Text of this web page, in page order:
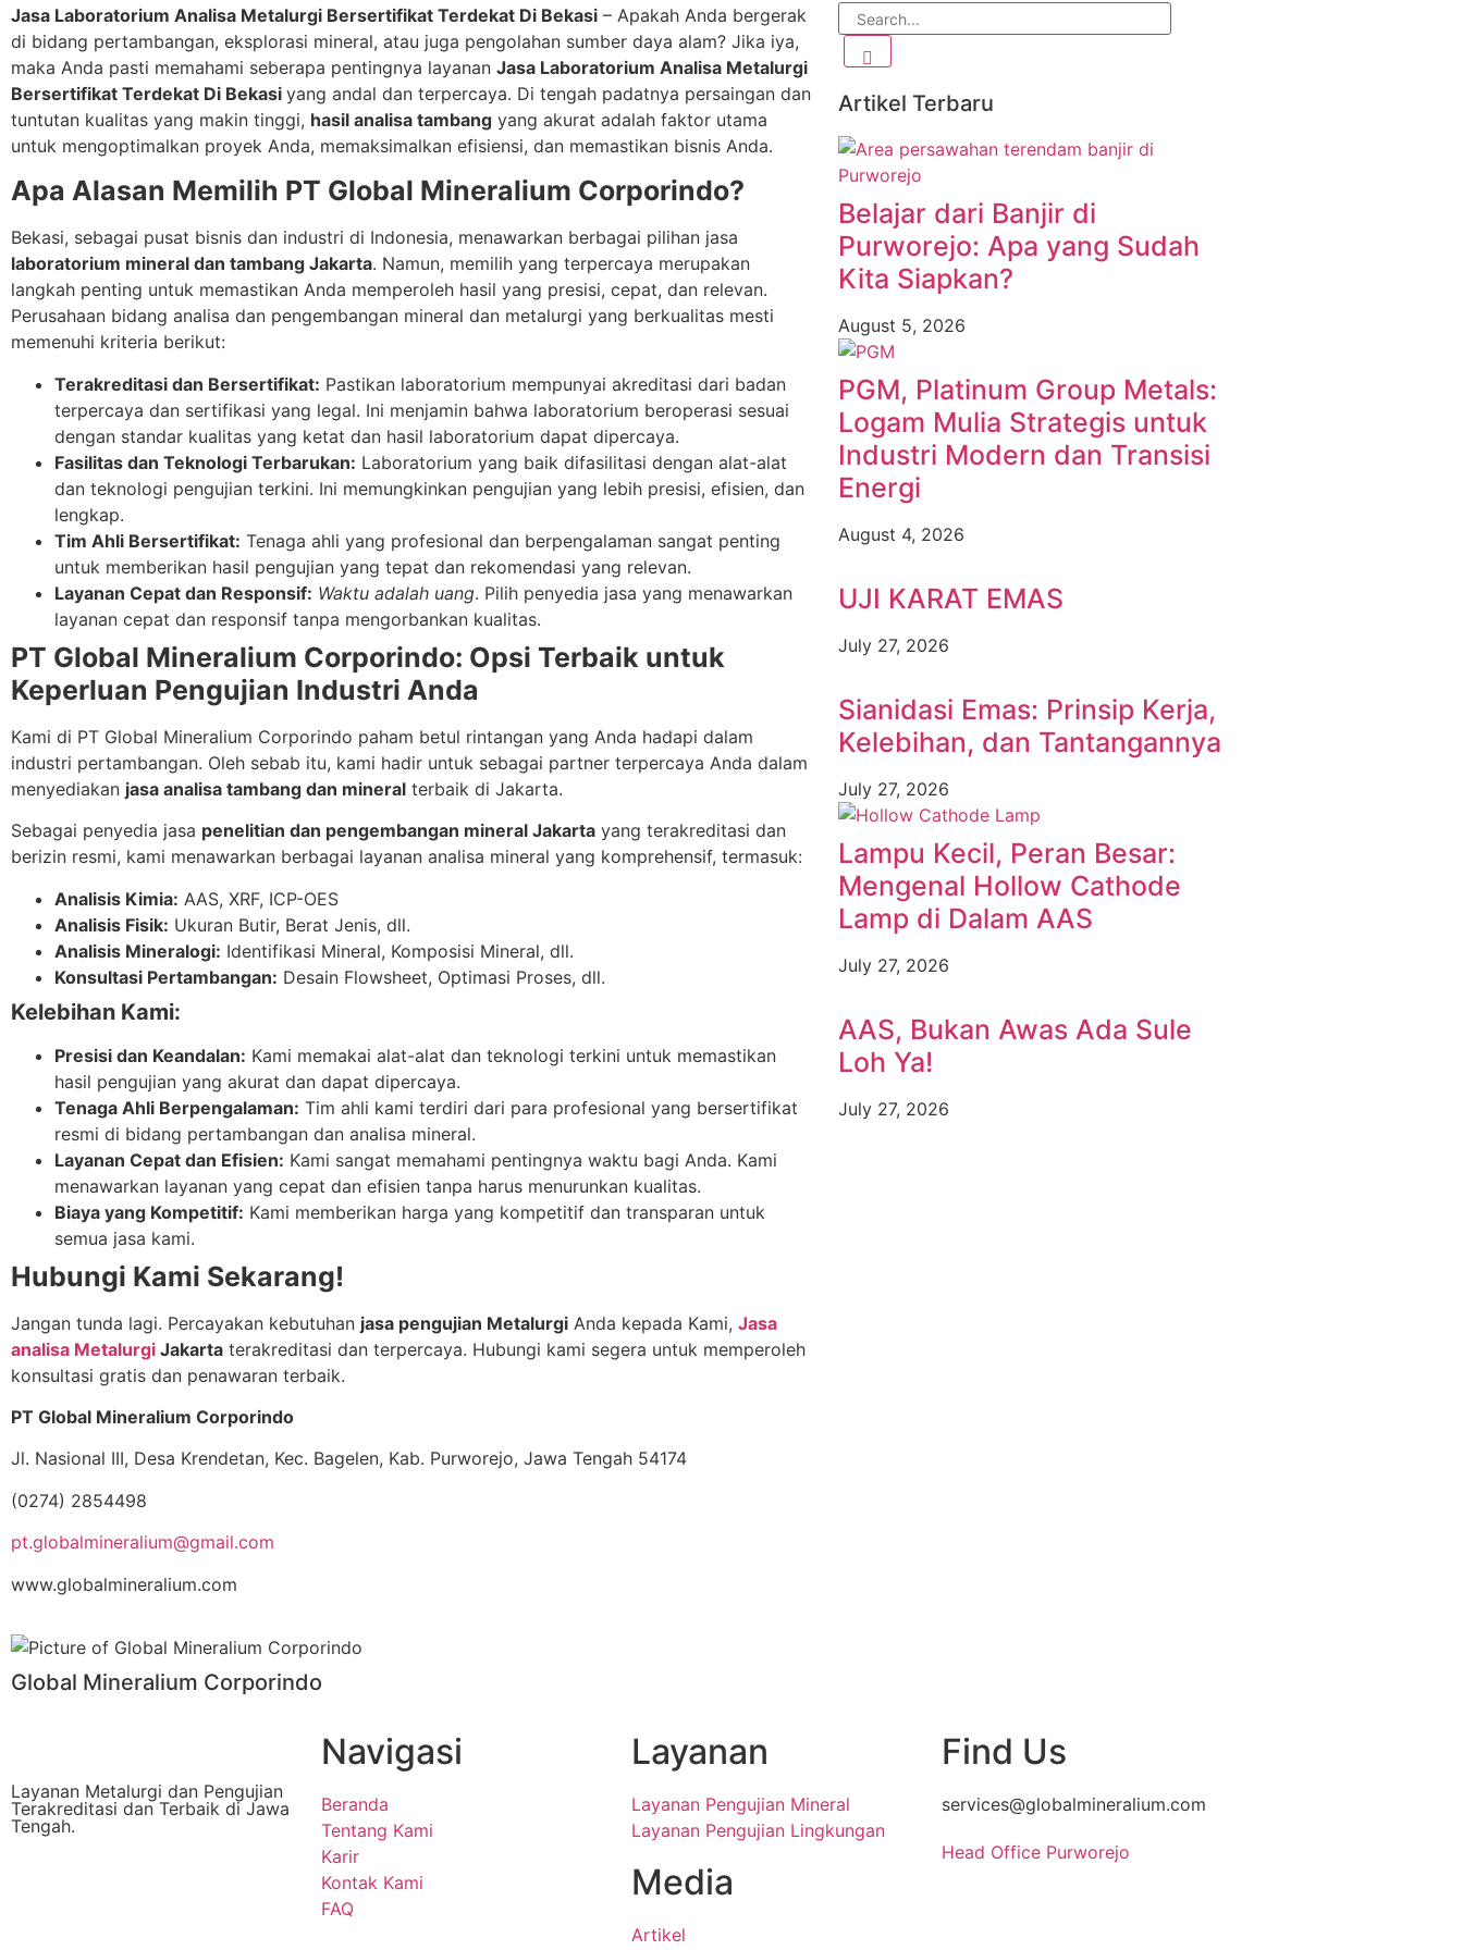
Jasa Laboratorium Analisa Metalurgi Bersertifikat Terdekat Di Bekasi – Apakah Anda bergerak
di bidang pertambangan, eksplorasi mineral, atau juga pengolahan sumber daya alam? Jika iya,
maka Anda pasti memahami seberapa pentingnya layanan Jasa Laboratorium Analisa Metalurgi
Bersertifikat Terdekat Di Bekasi yang andal dan terpercaya. Di tengah padatnya persaingan dan
tuntutan kualitas yang makin tinggi, hasil analisa tambang yang akurat adalah faktor utama
untuk mengoptimalkan proyek Anda, memaksimalkan efisiensi, dan memastikan bisnis Anda.
Apa Alasan Memilih PT Global Mineralium Corporindo?
Bekasi, sebagai pusat bisnis dan industri di Indonesia, menawarkan berbagai pilihan jasa
laboratorium mineral dan tambang Jakarta. Namun, memilih yang terpercaya merupakan
langkah penting untuk memastikan Anda memperoleh hasil yang presisi, cepat, dan relevan.
Perusahaan bidang analisa dan pengembangan mineral dan metalurgi yang berkualitas mesti
memenuhi kriteria berikut:
Terakreditasi dan Bersertifikat: Pastikan laboratorium mempunyai akreditasi dari badan
terpercaya dan sertifikasi yang legal. Ini menjamin bahwa laboratorium beroperasi sesuai
dengan standar kualitas yang ketat dan hasil laboratorium dapat dipercaya.
Fasilitas dan Teknologi Terbarukan: Laboratorium yang baik difasilitasi dengan alat-alat
dan teknologi pengujian terkini. Ini memungkinkan pengujian yang lebih presisi, efisien, dan
lengkap.
Tim Ahli Bersertifikat: Tenaga ahli yang profesional dan berpengalaman sangat penting
untuk memberikan hasil pengujian yang tepat dan rekomendasi yang relevan.
Layanan Cepat dan Responsif: Waktu adalah uang. Pilih penyedia jasa yang menawarkan
layanan cepat dan responsif tanpa mengorbankan kualitas.
PT Global Mineralium Corporindo: Opsi Terbaik untuk
Keperluan Pengujian Industri Anda
Kami di PT Global Mineralium Corporindo paham betul rintangan yang Anda hadapi dalam
industri pertambangan. Oleh sebab itu, kami hadir untuk sebagai partner terpercaya Anda dalam
menyediakan jasa analisa tambang dan mineral terbaik di Jakarta.
Sebagai penyedia jasa penelitian dan pengembangan mineral Jakarta yang terakreditasi dan
berizin resmi, kami menawarkan berbagai layanan analisa mineral yang komprehensif, termasuk:
Analisis Kimia: AAS, XRF, ICP-OES
Analisis Fisik: Ukuran Butir, Berat Jenis, dll.
Analisis Mineralogi: Identifikasi Mineral, Komposisi Mineral, dll.
Konsultasi Pertambangan: Desain Flowsheet, Optimasi Proses, dll.
Kelebihan Kami:
Presisi dan Keandalan: Kami memakai alat-alat dan teknologi terkini untuk memastikan
hasil pengujian yang akurat dan dapat dipercaya.
Tenaga Ahli Berpengalaman: Tim ahli kami terdiri dari para profesional yang bersertifikat
resmi di bidang pertambangan dan analisa mineral.
Layanan Cepat dan Efisien: Kami sangat memahami pentingnya waktu bagi Anda. Kami
menawarkan layanan yang cepat dan efisien tanpa harus menurunkan kualitas.
Biaya yang Kompetitif: Kami memberikan harga yang kompetitif dan transparan untuk
semua jasa kami.
Hubungi Kami Sekarang!
Jangan tunda lagi. Percayakan kebutuhan jasa pengujian Metalurgi Anda kepada Kami, Jasa
analisa Metalurgi Jakarta terakreditasi dan terpercaya. Hubungi kami segera untuk memperoleh
konsultasi gratis dan penawaran terbaik.
PT Global Mineralium Corporindo
Jl. Nasional III, Desa Krendetan, Kec. Bagelen, Kab. Purworejo, Jawa Tengah 54174
(0274) 2854498
pt.globalmineralium@gmail.com
www.globalmineralium.com
Global Mineralium Corporindo
Artikel Terbaru
Belajar dari Banjir di
Purworejo: Apa yang Sudah
Kita Siapkan?
August 5, 2026
PGM, Platinum Group Metals:
Logam Mulia Strategis untuk
Industri Modern dan Transisi
Energi
August 4, 2026
UJI KARAT EMAS
July 27, 2026
Sianidasi Emas: Prinsip Kerja,
Kelebihan, dan Tantangannya
July 27, 2026
Lampu Kecil, Peran Besar:
Mengenal Hollow Cathode
Lamp di Dalam AAS
July 27, 2026
AAS, Bukan Awas Ada Sule
Loh Ya!
July 27, 2026
Layanan Metalurgi dan Pengujian
Terakreditasi dan Terbaik di Jawa
Tengah.
Navigasi
Beranda
Tentang Kami
Karir
Kontak Kami
FAQ
Layanan
Layanan Pengujian Mineral
Layanan Pengujian Lingkungan
Media
Artikel
Find Us
services@globalmineralium.com
Head Office Purworejo